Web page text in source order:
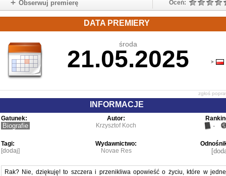
Obserwuj premierę Oceń:
DATA PREMIERY
środa
21.05.2025
zgłoś
INFORMACJE
Gatunek:
Biografie
Autor:
Krzysztof Koch
-
Tagi:
[dodaj]
Wydawnictwo:
Novae Res
Rak? Nie, dziękuję! to szczera i przenikliwa opowieść o życiu, które w